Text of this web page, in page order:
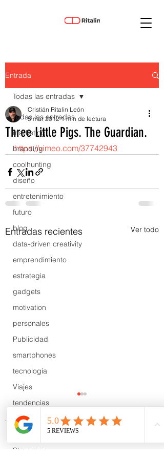
Entrada
Todas las entradas
marketing
branding
coolhunting
diseño
entretenimiento
futuro
blog
data-driven creativity
emprendimiento
estrategia
gadgets
motivation
personales
Publicidad
smartphones
tecnología
Viajes
tendencias
Wow
B2B
Showcase
Todas las entradas
Three Little Pigs. The Guardian.
Cristián Ritalin León
5 mar 2012 1 min de lectura
https://vimeo.com/37742943
Entradas recientes Ver todo
Comentarios